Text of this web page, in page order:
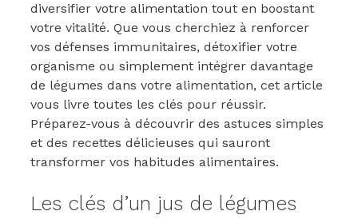
diversifier votre alimentation tout en boostant
votre vitalité. Que vous cherchiez à renforcer
vos défenses immunitaires, détoxifier votre
organisme ou simplement intégrer davantage
de légumes dans votre alimentation, cet article
vous livre toutes les clés pour réussir.
Préparez-vous à découvrir des astuces simples
et des recettes délicieuses qui sauront
transformer vos habitudes alimentaires.
Les clés d’un jus de légumes